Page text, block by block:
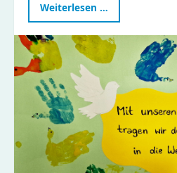
Weiterlesen …
verschenken:
Gutscheine
fürs
Kreativzentrum
Chemnitz
jetzt
sichern